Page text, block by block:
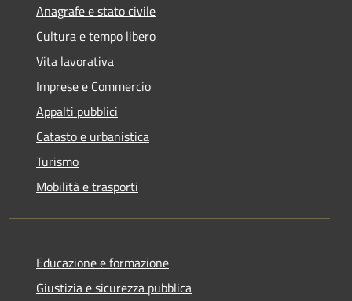
Anagrafe e stato civile
Cultura e tempo libero
Vita lavorativa
Imprese e Commercio
Appalti pubblici
Catasto e urbanistica
Turismo
Mobilità e trasporti
Educazione e formazione
Giustizia e sicurezza pubblica